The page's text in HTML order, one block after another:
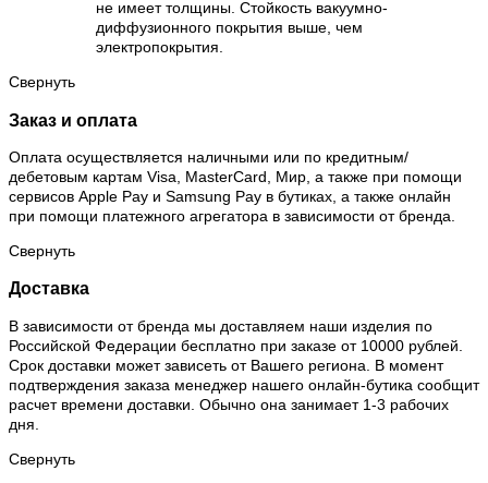
не имеет толщины. Стойкость вакуумно-
диффузионного покрытия выше, чем
электропокрытия.
Свернуть
Заказ и оплата
Оплата осуществляется наличными или по кредитным/
дебетовым картам Visa, MasterCard, Мир, а также при помощи
сервисов Apple Pay и Samsung Pay в бутиках, а также онлайн
при помощи платежного агрегатора в зависимости от бренда.
Свернуть
Доставка
В зависимости от бренда мы доставляем наши изделия по
Российской Федерации бесплатно при заказе от 10000 рублей.
Срок доставки может зависеть от Вашего региона. В момент
подтверждения заказа менеджер нашего онлайн-бутика сообщит
расчет времени доставки. Обычно она занимает 1-3 рабочих
дня.
Свернуть